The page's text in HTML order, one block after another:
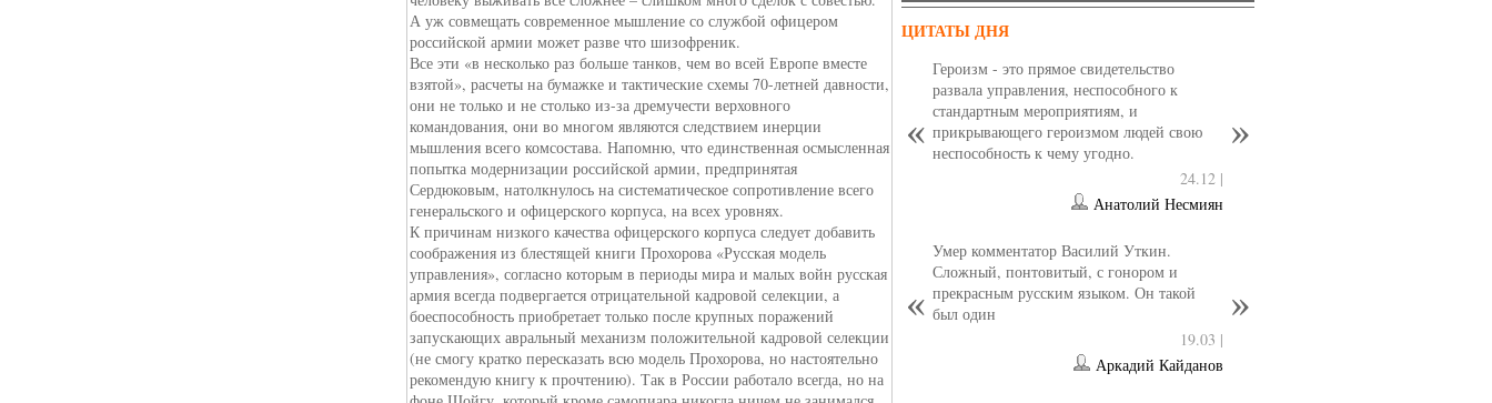
А уж совмещать современное мышление со службой офицером
российской армии может разве что шизофреник.
Все эти «в несколько раз больше танков, чем во всей Европе вместе
взятой», расчеты на бумажке и тактические схемы 70-летней давности,
они не только и не столько из-за дремучести верховного
командования, они во многом являются следствием инерции
мышления всего комсостава. Напомню, что единственная осмысленная
попытка модернизации российской армии, предпринятая
Сердюковым, натолкнулось на систематическое сопротивление всего
генеральского и офицерского корпуса, на всех уровнях.
К причинам низкого качества офицерского корпуса следует добавить
соображения из блестящей книги Прохорова «Русская модель
управления», согласно которым в периоды мира и малых войн русская
армия всегда подвергается отрицательной кадровой селекции, а
боеспособность приобретает только после крупных поражений
запускающих авральный механизм положительной кадровой селекции
(не смогу кратко пересказать всю модель Прохорова, но настоятельно
рекомендую книгу к прочтению). Так в России работало всегда, но на
ЦИТАТЫ ДНЯ
Героизм - это прямое свидетельство
развала управления, неспособного к
стандартным мероприятиям, и
прикрывающего героизмом людей свою
неспособность к чему угодно.
24.12 |
Анатолий Несмиян
Умер комментатор Василий Уткин.
Сложный, понтовитый, с гонором и
прекрасным русским языком. Он такой
был один
19.03 |
Аркадий Кайданов